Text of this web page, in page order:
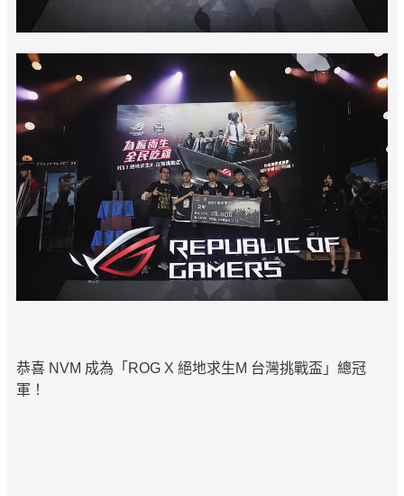
恭喜 NVM 成為「ROG X 絕地求生M 台灣挑戰盃」總冠
軍！